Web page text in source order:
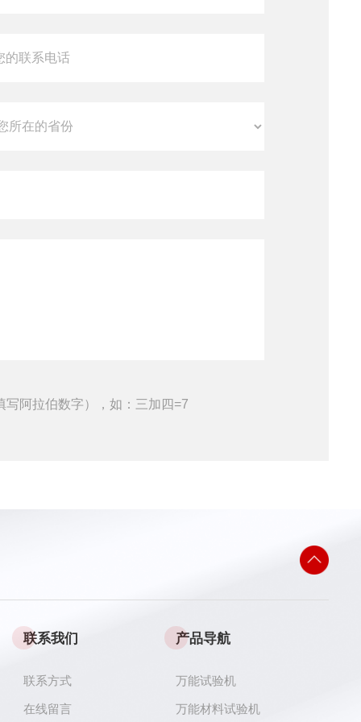
写阿拉伯数字），如：三加四=7
联系我们
联系方式
在线留言
产品导航
万能试验机
万能材料试验机